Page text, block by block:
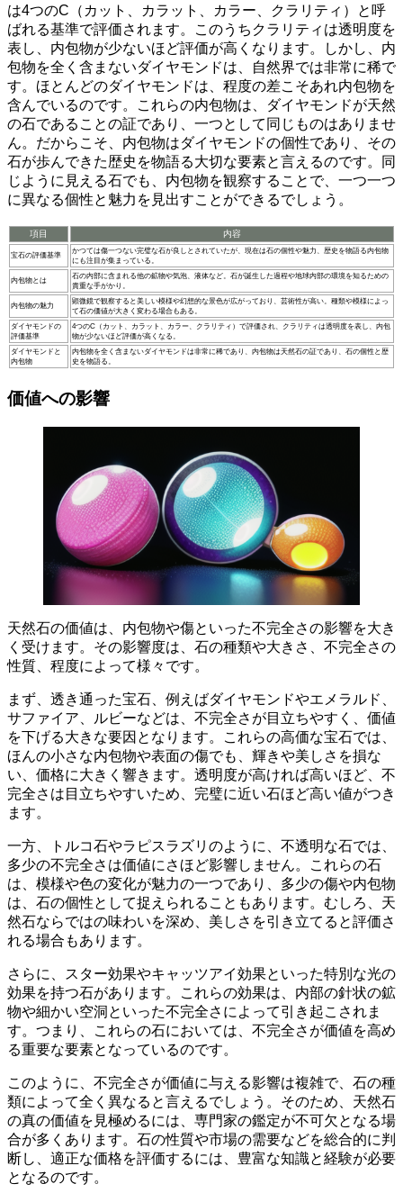
は4つのC（カット、カラット、カラー、クラリティ）と呼
ばれる基準で評価されます。このうち クラリティは透明度を
表し、内包物が少ないほど評価が高くなります。しかし、内
包物を全く含まないダイヤモンドは、自然界では非常に稀で
す。ほとんどのダイヤモンドは、程度の差こそあれ内包物を
含んでいるのです。
これらの内包物は、ダイヤモンドが天然
の石であることの証であり、一つとして同じものはありませ
ん。だからこそ、内包物はダイヤモンドの個性であり、その
石が歩んできた歴史を物語る大切な要素と言えるのです。同
じように見える石でも、内包物を観察することで、一つ一つ
に異なる個性と魅力を見出すことができるでしょう。
項目 内容
宝石の評価基準
かつては傷一つない完璧な石が良しとされていたが、現在は石の個性や魅力、歴史を物語る内包物
にも注目が集まっている。
内包物とは
石の内部に含まれる他の鉱物や気泡、液体など。石が誕生した過程や地球内部の環境を知るための
貴重な手がかり。
内包物の魅力
顕微鏡で観察すると美しい模様や幻想的な景色が広がっており、芸術性が高い。種類や模様によっ
て石の価値が大きく変わる場合もある。
ダイヤモンドの
評価基準
4つのC（カット、カラット、カラー、クラリティ）で評価され、クラリティは透明度を表し、内包
物が少ないほど評価が高くなる。
ダイヤモンドと
内包物
内包物を全く含まないダイヤモンドは非常に稀であり、内包物は天然石の証であり、石の個性と歴
史を物語る。
価値への影響
天然石の価値は、内包物や傷といった不完全さの影響を大き
く受けます。 その影響度は、石の種類や大きさ、不完全さの
性質、程度によって様々です。
まず、透き通った宝石、例えばダイヤモンドやエメラルド、
サファイア、ルビーなどは、 不完全さが目立ちやすく、価値
を下げる大きな要因となります。これらの高価な宝石では、
ほんの小さな内包物や表面の傷でも、輝きや美しさを損な
い、価格に大きく響きます。透明度が高ければ高いほど、不
完全さは目立ちやすいため、完璧に近い石ほど高い値がつき
ます。
一方、トルコ石やラピスラズリのように、 不透明な石では、
多少の不完全さは価値にさほど影響しません。
これらの石
は、模様や色の変化が魅力の一つであり、多少の傷や内包物
は、石の個性として捉えられることもあります。むしろ、天
然石ならではの味わいを深め、美しさを引き立てると評価さ
れる場合もあります。
さらに、スター効果やキャッツアイ効果といった特別な光の
効果を持つ石があります。これらの効果は、 内部の針状の鉱
物や細かい空洞といった不完全さ によって引き起こされま
す。つまり、これらの石においては、不完全さが価値を高め
る重要な要素となっているのです。
このように、不完全さが価値に与える影響は複雑で、 石の種
類によって全く異なる と言えるでしょう。そのため、天然石
の真の価値を見極めるには、専門家の鑑定が不可欠となる場
合が多くあります。石の性質や市場の需要などを総合的に判
断し、適正な価格を評価するには、豊富な知識と経験が必要
となるのです。